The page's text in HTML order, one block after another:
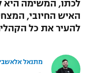
ברחבה
מכבי נתניה
ליגה ברזילאית
ליגות נוספות
ספורט אולימפי
היאבקות WWE
לכתו, המשימה היא
האיש החיובי,
להעיר את כל
מתנאל